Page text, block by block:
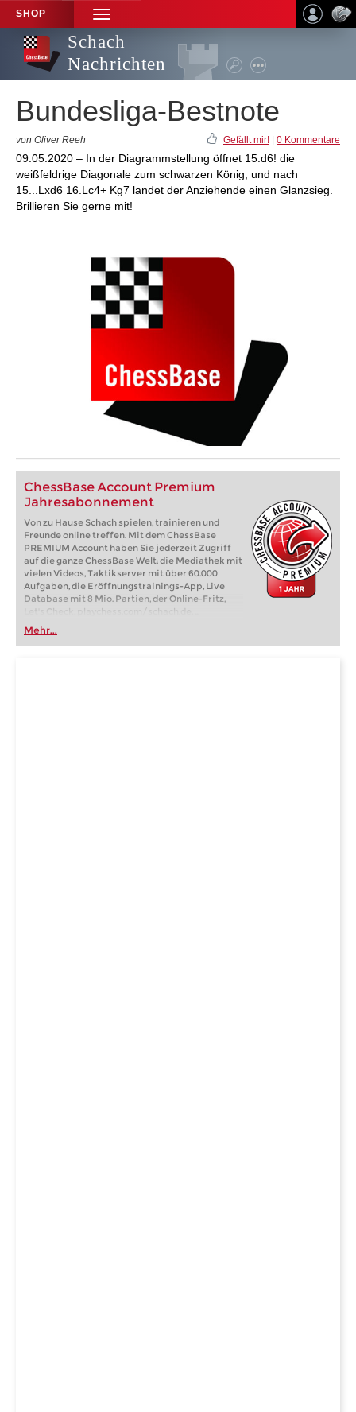
SHOP
TOGGLE
NAVIGATION
Schach
Nachrichten
Bundesliga-Bestnote
von Oliver Reeh Gefällt mir! 0 Kommentare
09.05.2020 – In der Diagrammstellung öffnet 15.d6! die
weißfeldrige Diagonale zum schwarzen König, und nach
15...Lxd6 16.Lc4+ Kg7 landet der Anziehende einen Glanzsieg.
Brillieren Sie gerne mit!
ChessBase Account Premium
Jahresabonnement
Von zu Hause Schach spielen, trainieren und
Freunde online treffen. Mit dem ChessBase
PREMIUM Account haben Sie jederzeit Zugriff
auf die ganze ChessBase Welt: die Mediathek mit
vielen Videos, Taktikserver mit über 60.000
Aufgaben, die Eröffnungstrainings-App, Live
Database mit 8 Mio. Partien, der Online-Fritz,
Let's Check, playchess.com/schach.de, ...
Mehr...